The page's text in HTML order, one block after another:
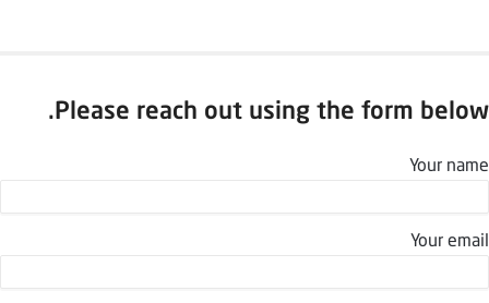
Please reach out using the form below.
Your name
Your email